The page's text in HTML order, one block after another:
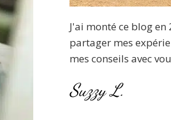
J'ai monté ce blog
partager mes
mes conseils avec
Suzzy L.